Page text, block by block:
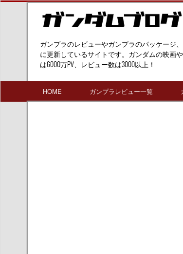
ガンプラのレビューやガンプラのパッケージ
に更新しているサイトです。ガンダムの映画
は6000万PV、レビュー数は3000以上！
HOME ガンプラレビュー一覧